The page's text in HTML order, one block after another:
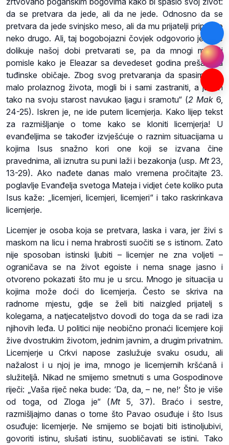
da se pretvara da jede, ali da ne jede. Odnosno da se
pretvara da jede svinjsko meso, ali da mu prijatelji pripreme
neko drugo. Ali, taj bogobojazni čovjek odgovorio je: „Ne
dolikuje našoj dobi pretvarati se, pa da mnogi mladići
pomisle kako je Eleazar sa devedeset godina prešao na
tuđinske običaje. Zbog svog pretvaranja da spasim ono
malo prolaznog života, mogli bi i sami zastraniti, a ja bih
tako na svoju starost navukao ljagu i sramotu“ (2 Mak 6,
24-25). Iskren je, ne ide putem licemjerja. Kako lijep tekst
za razmišljanje o tome kako se kloniti licemjerja! U
evanđeljima se također izvješćuje o raznim situacijama u
kojima Isus snažno kori one koji se izvana čine
pravednima, ali iznutra su puni laži i bezakonja (usp. Mt23,
13-29). Ako nađete danas malo vremena pročitajte 23.
poglavlje Evanđelja svetoga Mateja i vidjet ćete koliko puta
Isus kaže: „licemjeri, licemjeri, licemjeri“ i tako raskrinkava
licemjerje.
Licemjer je osoba koja se pretvara, laska i vara, jer živi s
maskom na licu i nema hrabrosti suočiti se s istinom. Zato
nije sposoban istinski ljubiti – licemjer ne zna voljeti –
ograničava se na život egoiste i nema snage jasno i
otvoreno pokazati što mu je u srcu. Mnogo je situacija u
kojima može doći do licemjerja. Često se skriva na
radnome mjestu, gdje se želi biti naizgled prijatelj s
kolegama, a natjecateljstvo dovodi do toga da se radi iza
njihovih leđa. U politici nije neobično pronaći licemjere koji
žive dvostrukim životom, jednim javnim, a drugim privatnim.
Licemjerje u Crkvi napose zaslužuje svaku osudu, ali
nažalost i u njoj je ima, mnogo je licemjernih kršćanâ i
služiteljâ. Nikad ne smijemo smetnuti s uma Gospodinove
riječi: „Vaša riječ neka bude: ‘Da, da, – ne, ne!’ Što je više
od toga, od Zloga je“ (Mt5, 37). Braćo i sestre,
razmišljajmo danas o tome što Pavao osuđuje i što Isus
osuđuje: licemjerje. Ne smijemo se bojati biti istinoljubivi,
govoriti istinu, slušati istinu, suobličavati se istini. Tako